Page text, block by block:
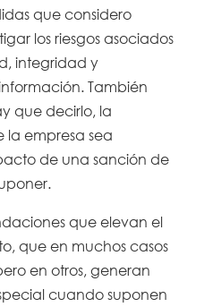
que considero
los riesgos asociados
integridad y
También
que decirlo, la
empresa sea
de una sanción de
que elevan el
que en muchos casos
en otros, generan
cuando suponen